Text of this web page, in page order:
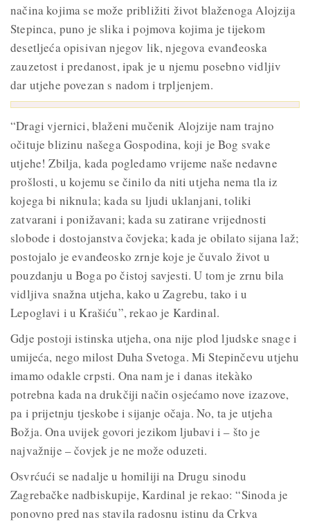
načina kojima se može približiti život blaženoga Alojzija
Stepinca, puno je slika i pojmova kojima je tijekom
desetljeća opisivan njegov lik, njegova evanđeoska
zauzetost i predanost, ipak je u njemu posebno vidljiv
dar utjehe povezan s nadom i trpljenjem.
“Dragi vjernici, blaženi mučenik Alojzije nam trajno
očituje blizinu našega Gospodina, koji je Bog svake
utjehe! Zbilja, kada pogledamo vrijeme naše nedavne
prošlosti, u kojemu se činilo da niti utjeha nema tla iz
kojega bi niknula; kada su ljudi uklanjani, toliki
zatvarani i ponižavani; kada su zatirane vrijednosti
slobode i dostojanstva čovjeka; kada je obilato sijana laž;
postojalo je evanđeosko zrnje koje je čuvalo život u
pouzdanju u Boga po čistoj savjesti. U tom je zrnu bila
vidljiva snažna utjeha, kako u Zagrebu, tako i u
Lepoglavi i u Krašiću”, rekao je Kardinal.
Gdje postoji istinska utjeha, ona nije plod ljudske snage i
umijeća, nego milost Duha Svetoga. Mi Stepinčevu utjehu
imamo odakle crpsti. Ona nam je i danas itekàko
potrebna kada na drukčiji način osjećamo nove izazove,
pa i prijetnju tjeskobe i sijanje očaja. No, ta je utjeha
Božja. Ona uvijek govori jezikom ljubavi i – što je
najvažnije – čovjek je ne može oduzeti.
Osvrćući se nadalje u homiliji na Drugu sinodu
Zagrebačke nadbiskupije, Kardinal je rekao: “Sinoda je
ponovno pred nas stavila radosnu istinu da Crkva